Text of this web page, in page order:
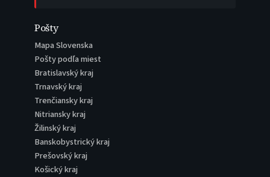
Pošty
Mapa Slovenska
Pošty podľa miest
Bratislavský kraj
Trnavský kraj
Trenčiansky kraj
Nitriansky kraj
Žilinský kraj
Banskobystrický kraj
Prešovský kraj
Košický kraj